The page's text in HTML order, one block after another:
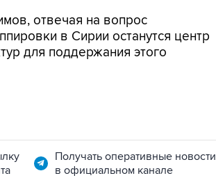
отвечая на вопрос
в Сирии останутся центр
для поддержания этого
Получать оперативные новости
в официальном канале